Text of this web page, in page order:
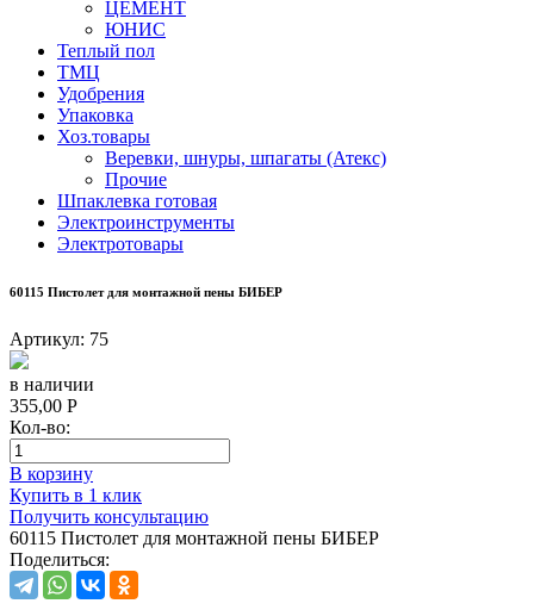
ЦЕМЕНТ
ЮНИС
Теплый пол
ТМЦ
Удобрения
Упаковка
Хоз.товары
Веревки, шнуры, шпагаты (Атекс)
Прочие
Шпаклевка готовая
Электроинструменты
Электротовары
60115 Пистолет для монтажной пены БИБЕР
Артикул: 75
в наличии
355,00 Р
Кол-во:
В корзину
Купить в 1 клик
Получить консультацию
60115 Пистолет для монтажной пены БИБЕР
Поделиться: